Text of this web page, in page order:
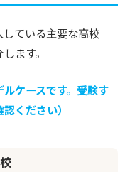
ている主要な高校
ます。
ケースです。受験す
ください）